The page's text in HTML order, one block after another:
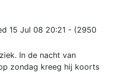
15 Jul 08 20:21 - (2950
In de nacht van
zondag kreeg hij koorts